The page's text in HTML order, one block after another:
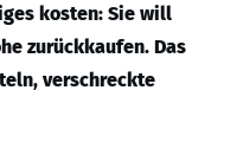
kosten: Sie will
zurückkaufen. Das
verschreckte